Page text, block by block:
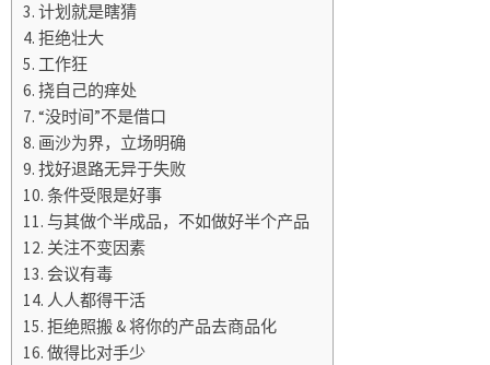
计划就是瞎猜
拒绝壮大
工作狂
挠自己的痒处
“没时间”不是借口
画沙为界，立场明确
找好退路无异于失败
条件受限是好事
与其做个半成品，不如做好半个产品
关注不变因素
会议有毒
人人都得干活
拒绝照搬 & 将你的产品去商品化
做得比对手少